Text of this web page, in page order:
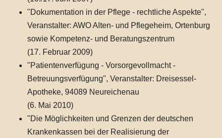
"Dokumentation in der Pflege - rechtliche Aspekte",
Veranstalter: AWO Alten- und Pflegeheim, Ortenburg
sowie Kompetenz- und Beratungszentrum
(17. Februar 2009)
"Patientenverfügung - Vorsorgevollmacht -
Betreuungsverfügung", Veranstalter: Dreisessel-
Apotheke, 94089 Neureichenau
(6. Mai 2010)
"Die Möglichkeiten und Grenzen der deutschen
Krankenkassen bei der Realisierung der